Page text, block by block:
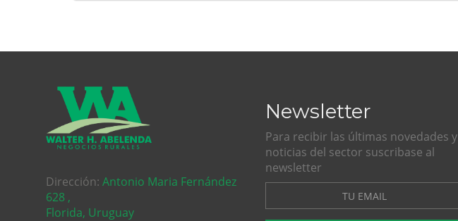
Dirección: Antonio Maria Fernández
628 ,
Florida, Uruguay
Newsletter
Para recibir las últimas novedades y
noticias del sector suscribase al
newsletter